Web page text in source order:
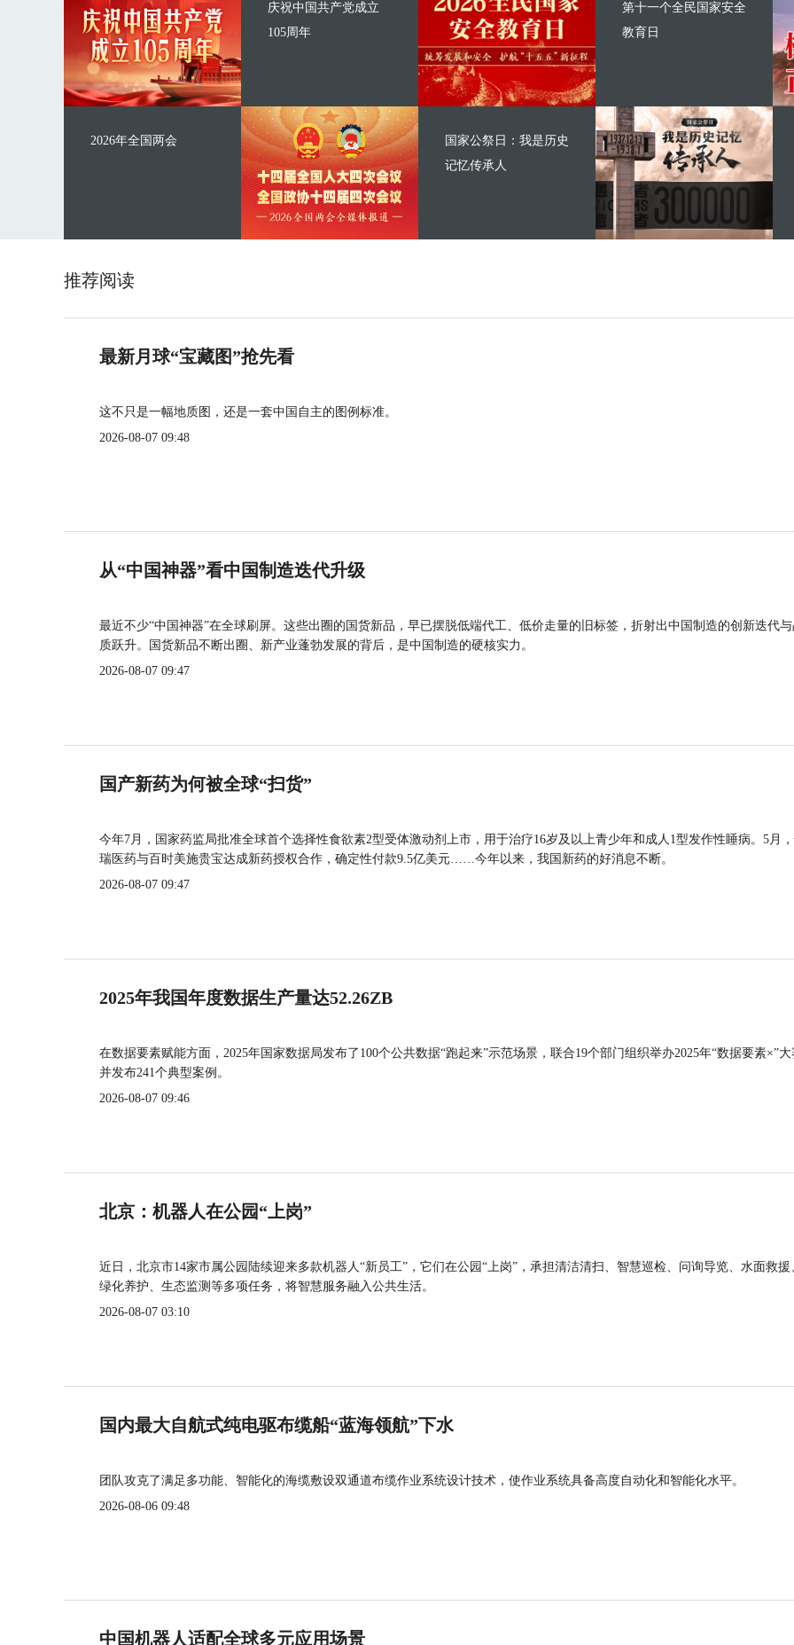
庆祝中国共产党成立
105周年
2026年全国两会
第十一个全民国家安全
教育日
国家公祭日：我是历史
记忆传承人
推荐阅读
最新月球“宝藏图”抢先看
这不只是一幅地质图，还是一套中国自主的图例标准。
2026-08-07 09:48
从“中国神器”看中国制造迭代升级
最近不少“中国神器”在全球刷屏。这些出圈的国货新品，早已摆脱低端代工、低价走量的旧标签，折射出中国制造的创新迭代
质跃升。国货新品不断出圈、新产业蓬勃发展的背后，是中国制造的硬核实力。
2026-08-07 09:47
国产新药为何被全球“扫货”
今年7月，国家药监局批准全球首个选择性食欲素2型受体激动剂上市，用于治疗16岁及以上青少年和成人1型发作性睡病。5月
瑞医药与百时美施贵宝达成新药授权合作，确定性付款9.5亿美元……今年以来，我国新药的好消息不断。
2026-08-07 09:47
2025年我国年度数据生产量达52.26ZB
在数据要素赋能方面，2025年国家数据局发布了100个公共数据“跑起来”示范场景，联合19个部门组织举办2025年“数据要素×”大
并发布241个典型案例。
2026-08-07 09:46
北京：机器人在公园“上岗”
近日，北京市14家市属公园陆续迎来多款机器人“新员工”，它们在公园“上岗”，承担清洁清扫、智慧巡检、问询导览、水面救援
绿化养护、生态监测等多项任务，将智慧服务融入公共生活。
2026-08-07 03:10
国内最大自航式纯电驱布缆船“蓝海领航”下水
团队攻克了满足多功能、智能化的海缆敷设双通道布缆作业系统设计技术，使作业系统具备高度自动化和智能化水平。
2026-08-06 09:48
中国机器人适配全球多元应用场景